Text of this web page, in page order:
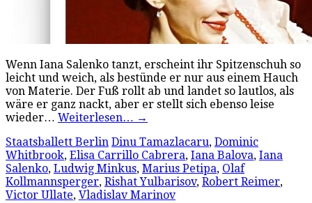
Wenn Iana Salenko tanzt, erscheint ihr Spitzenschuh so
leicht und weich, als bestünde er nur aus einem Hauch
von Materie. Der Fuß rollt ab und landet so lautlos, als
wäre er ganz nackt, aber er stellt sich ebenso leise
wieder… Weiterlesen… →
Staatsballett Berlin Dinu Tamazlacaru, Dominic
Whitbrook, Elisa Carrillo Cabrera, Iana Balova, Iana
Salenko, Ludwig Minkus, Marius Petipa, Olaf
Kollmannsperger, Rishat Yulbarisov, Robert Reimer,
Victor Ullate, Vladislav Marinov